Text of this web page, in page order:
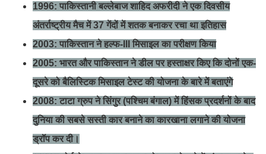
1996: पाकिस्तानी बल्लेबाज शाहिद अफरीदी ने एक दिवसीय
अंतर्राष्ट्रीय मैच में 37 गेंदों में शतक बनाकर रचा था इतिहास
2003: पाकिस्तान ने हल्फ-III मिसाइल का परीक्षण किया
2005: भारत और पाकिस्तान ने डील पर हस्ताक्षर किए कि दोनों एक-
दूसरे को बैलिस्टिक मिसाइल टेस्ट की योजना के बारे में बताएंगे
2008: टाटा ग्रुप ने सिंगुर (पश्चिम बंगाल) में हिंसक प्रदर्शनों के बाद
दुनिया की सबसे सस्ती कार बनाने का कारखाना लगाने की योजना
ड्रॉप कर दी।